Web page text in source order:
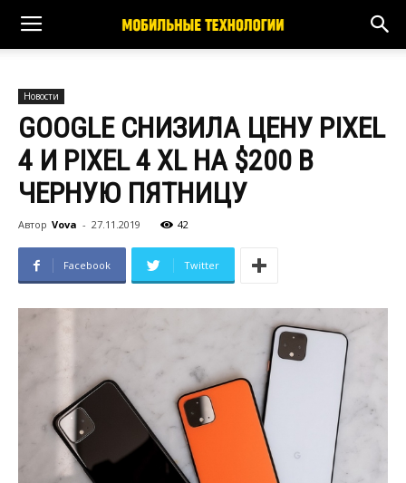
Новости
GOOGLE СНИЗИЛА ЦЕНУ PIXEL
4 И PIXEL 4 XL НА $200 В
ЧЕРНУЮ ПЯТНИЦУ
Автор Vova - 27.11.2019 42
Facebook Twitter